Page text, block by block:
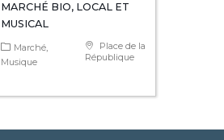
MARCHÉ BIO, LOCAL ET
MUSICAL
Place de la
République
Marché
Musique